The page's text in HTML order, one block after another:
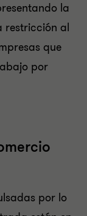
la
restricción al
que
por
por lo